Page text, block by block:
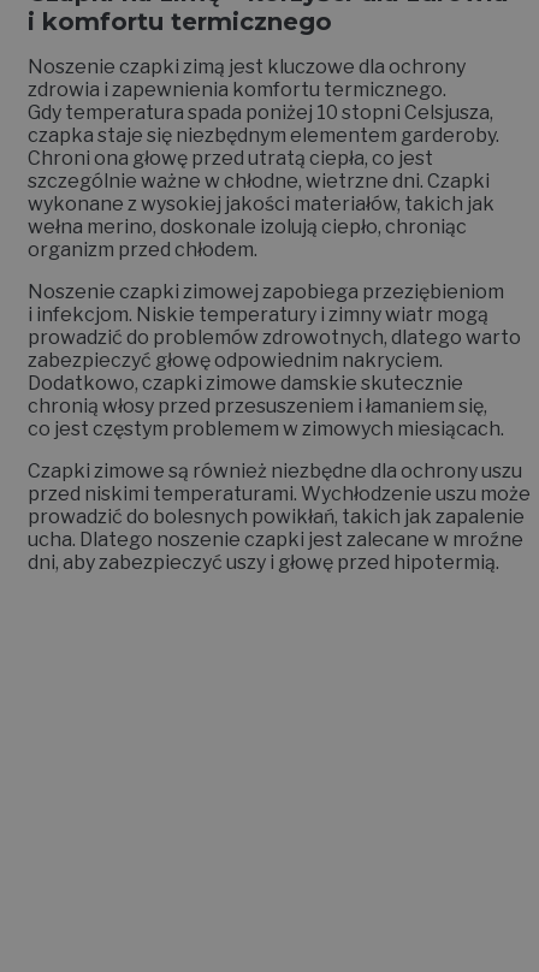
i komfortu termicznego
Noszenie czapki zimą jest kluczowe dla ochrony
zdrowia i zapewnienia komfortu termicznego.
Gdy temperatura spada poniżej 10 stopni Celsjusza,
czapka staje się niezbędnym elementem garderoby.
Chroni ona głowę przed utratą ciepła, co jest
szczególnie ważne w chłodne, wietrzne dni. Czapki
wykonane z wysokiej jakości materiałów, takich jak
wełna merino, doskonale izolują ciepło, chroniąc
organizm przed chłodem.
Noszenie czapki zimowej zapobiega przeziębieniom
i infekcjom. Niskie temperatury i zimny wiatr mogą
prowadzić do problemów zdrowotnych, dlatego warto
zabezpieczyć głowę odpowiednim nakryciem.
Dodatkowo, czapki zimowe damskie skutecznie
chronią włosy przed przesuszeniem i łamaniem się,
co jest częstym problemem w zimowych miesiącach.
Czapki zimowe są również niezbędne dla ochrony uszu
przed niskimi temperaturami. Wychłodzenie uszu może
prowadzić do bolesnych powikłań, takich jak zapalenie
ucha. Dlatego noszenie czapki jest zalecane w mroźne
dni, aby zabezpieczyć uszy i głowę przed hipotermią.